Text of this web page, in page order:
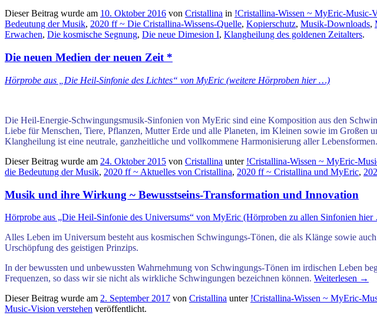
Dieser Beitrag wurde am 10. Oktober 2016 von Cristallina in !Cristallina-Wissen ~ MyEric-Music-
Bedeutung der Musik, 2020 ff ~ Die Cristallina-Wissens-Quelle, Kopierschutz, Musik-Downloads,
Erwachen, Die kosmische Segnung, Die neue Dimesion I, Klangheilung des goldenen Zeitalters.
Die neuen Medien der neuen Zeit *
Hörprobe aus „Die Heil-Sinfonie des Lichtes“ von MyEric (weitere Hörproben hier …)
Die Heil-Energie-Schwingungsmusik-Sinfonien von MyEric sind eine Komposition aus den
Liebe fürMenschen, Tiere, Pflanzen, Mutter Erde und alle Planeten, im Kleinen sowie im Großen
Klangheilung ist eine neutrale, ganzheitliche und vollkommene Harmonisierung aller Lebensformen.
Dieser Beitrag wurde am 24. Oktober 2015 von Cristallina unter !Cristallina-Wissen ~ MyEric-
die Bedeutung der Musik, 2020 ff ~ Aktuelles von Cristallina, 2020 ff ~ Cristallina und MyEric,
Musik und ihre Wirkung ~ Bewusstseins-Transformation und Innovation
Hörprobe aus „Die Heil-Sinfonie des Universums“ von MyEric (Hörproben zu allen Sinfonien
Alles Leben im Universum besteht aus kosmischen Schwingungs-Tönen, die als Klänge sowie
Urschöpfung des geistigen Prinzips.
In der bewussten und unbewussten Wahrnehmung von Schwingungs-Tönen im irdischen Leben
Frequenzen, so dass wir sie nicht als wirkliche Schwingungen bezeichnen können. Weiterlesen →
Dieser Beitrag wurde am 2. September 2017 von Cristallina unter !Cristallina-Wissen ~ MyEric-
Music-Vision verstehen veröffentlicht.